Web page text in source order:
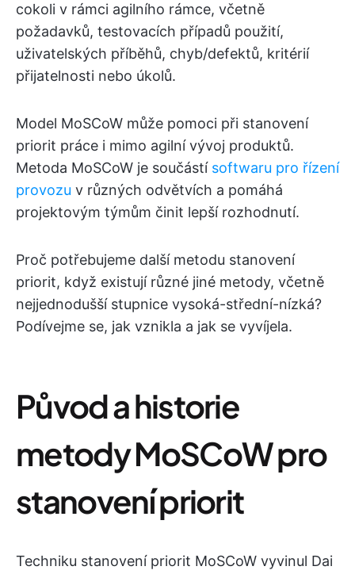
cokoli v rámci agilního rámce, včetně
požadavků, testovacích případů použití,
uživatelských příběhů, chyb/defektů, kritérií
přijatelnosti nebo úkolů.
Model MoSCoW může pomoci při stanovení
priorit práce i mimo agilní vývoj produktů.
Metoda MoSCoW je součástí softwaru pro řízení
provozu v různých odvětvích a pomáhá
projektovým týmům činit lepší rozhodnutí.
Proč potřebujeme další metodu stanovení
priorit, když existují různé jiné metody, včetně
nejjednodušší stupnice vysoká-střední-nízká?
Podívejme se, jak vznikla a jak se vyvíjela.
Původ a historie
metody MoSCoW pro
stanovení priorit
Techniku stanovení priorit MoSCoW vyvinul Dai